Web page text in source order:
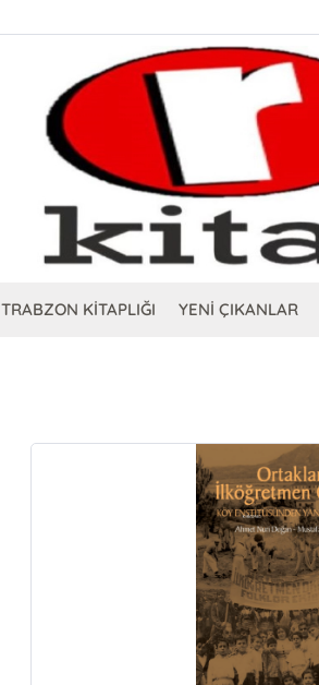
TRABZON KİTAPLIĞI YENİ ÇIKANLAR